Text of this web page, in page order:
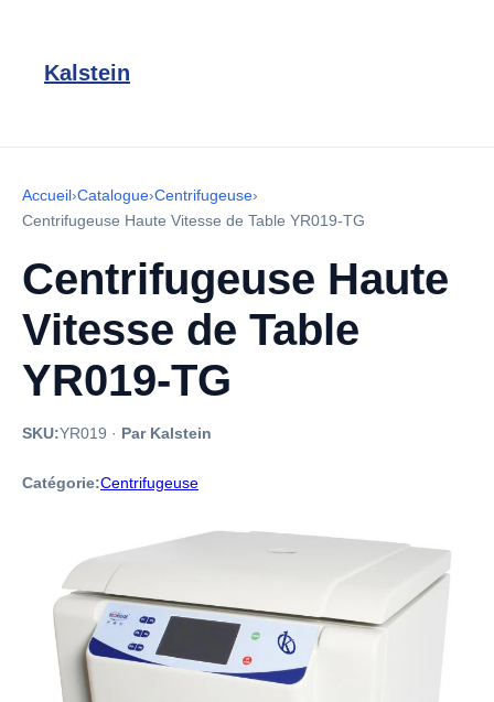
Kalstein
Accueil›Catalogue›Centrifugeuse›
Centrifugeuse Haute Vitesse de Table YR019-TG
Centrifugeuse Haute
Vitesse de Table
YR019-TG
SKU:YR019 · Par Kalstein
Catégorie:Centrifugeuse